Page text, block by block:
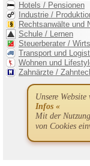
Unsere
Infos «
Mit der
von Cookies